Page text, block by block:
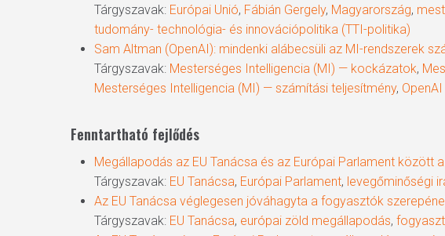
Tárgyszavak: Európai Unió, Fábián Gergely, Magyarország,
tudomány- technológia- és innovációpolitika (TTI-politika)
Sam Altman (OpenAI): mindenki alábecsüli az MI-rendszerek
Tárgyszavak: Mesterséges Intelligencia (MI) — kockázatok,
Mesterséges Intelligencia (MI) — számítási teljesítmény, OpenAI
Fenntartható fejlődés
Megállapodás az EU Tanácsa és az Európai Parlament között
Tárgyszavak: EU Tanácsa, Európai Parlament, levegőminőségi
Az EU Tanácsa véglegesen jóváhagyta a fogyasztók
Tárgyszavak: EU Tanácsa, európai zöld megállapodás,